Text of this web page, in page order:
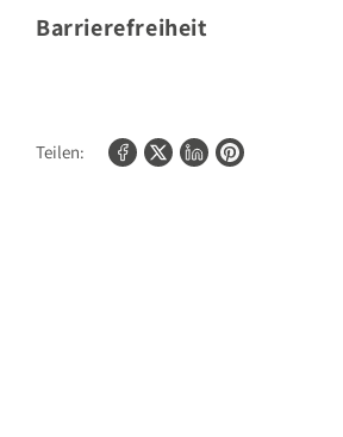
Barrierefreiheit
Teilen: